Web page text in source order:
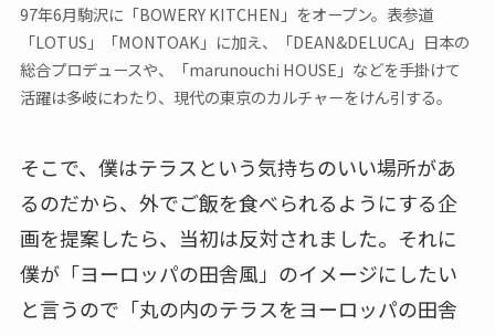
97年6月駒沢に「BOWERY KITCHEN」をオープン。表参道
「LOTUS」「MONTOAK」に加え、「DEAN&DELUCA」日本の
総合プロデュースや、「marunouchi HOUSE」などを手掛けて
活躍は多岐にわたり、現代の東京のカルチャーをけん引する。
そこで、僕はテラスという気持ちのいい場所があ
るのだから、外でご飯を食べられるようにする企
画を提案したら、当初は反対されました。それに
僕が「ヨーロッパの田舎風」のイメージにしたい
と言うので「丸の内のテラスをヨーロッパの田舎